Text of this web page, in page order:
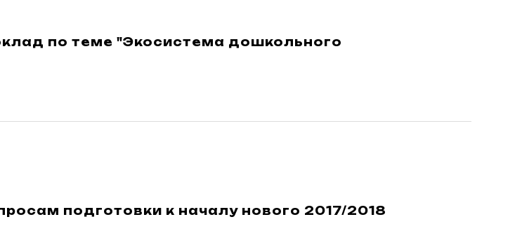
по теме "Экосистема дошкольного
подготовки к началу нового 2017/2018